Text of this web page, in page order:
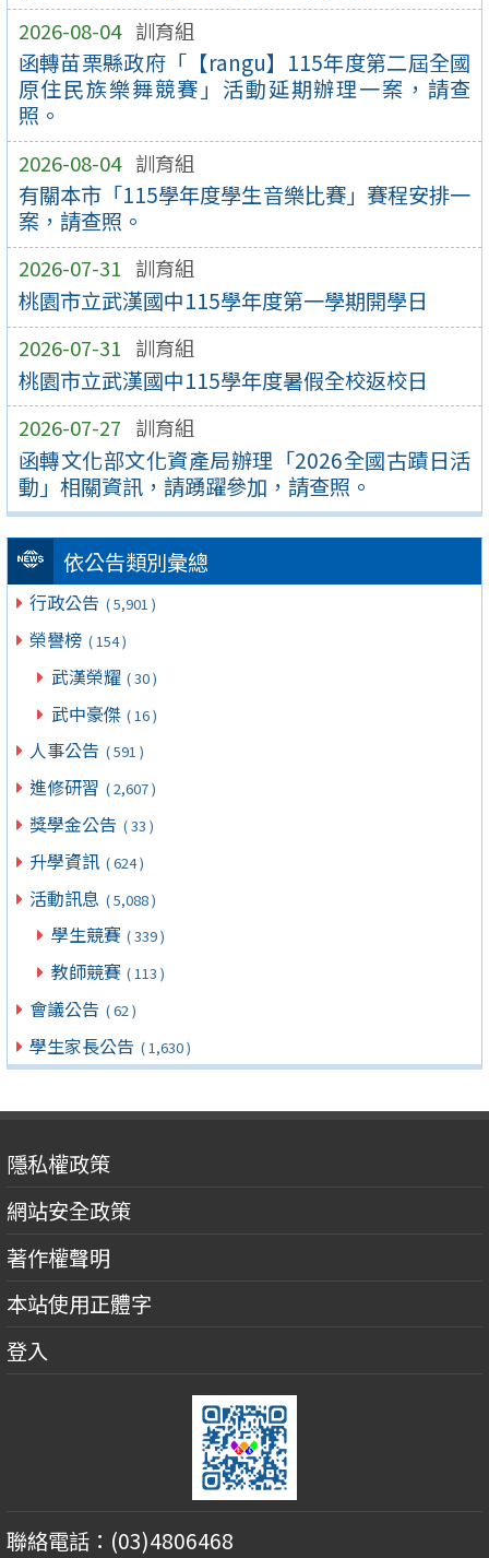
2026-08-04 訓育組
函轉苗栗縣政府「【rangu】115年度第二屆全國
原住民族樂舞競賽」活動延期辦理一案，請查
照。
2026-08-04 訓育組
有關本市「115學年度學生音樂比賽」賽程安排一
案，請查照。
2026-07-31 訓育組
桃園市立武漢國中115學年度第一學期開學日
2026-07-31 訓育組
桃園市立武漢國中115學年度暑假全校返校日
2026-07-27 訓育組
函轉文化部文化資產局辦理「2026全國古蹟日活
動」相關資訊，請踴躍參加，請查照。
依公告類別彙總
行政公告 ( 5,901 )
榮譽榜 ( 154 )
武漢榮耀 ( 30 )
武中豪傑 ( 16 )
人事公告 ( 591 )
進修研習 ( 2,607 )
獎學金公告 ( 33 )
升學資訊 ( 624 )
活動訊息 ( 5,088 )
學生競賽 ( 339 )
教師競賽 ( 113 )
會議公告 ( 62 )
學生家長公告 ( 1,630 )
隱私權政策
網站安全政策
著作權聲明
本站使用正體字
登入
聯絡電話：(03)4806468